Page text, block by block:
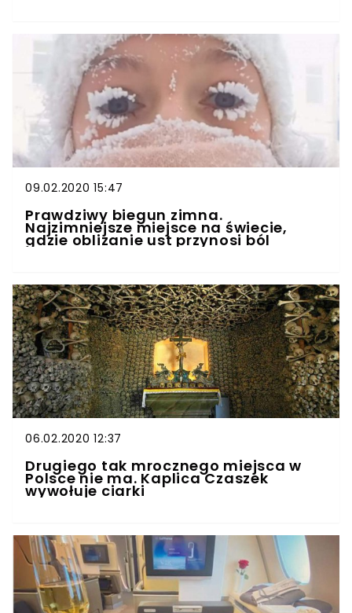
09.02.2020 15:47
Prawdziwy biegun zimna.
Najzimniejsze miejsce na świecie,
gdzie oblizanie ust przynosi ból
06.02.2020 12:37
Drugiego tak mrocznego miejsca w
Polsce nie ma. Kaplica Czaszek
wywołuje ciarki